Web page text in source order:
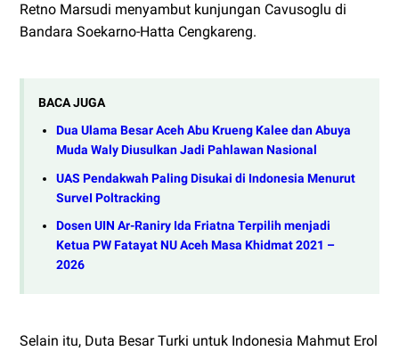
Retno Marsudi menyambut kunjungan Cavusoglu di
Bandara Soekarno-Hatta Cengkareng.
BACA JUGA
Dua Ulama Besar Aceh Abu Krueng Kalee dan Abuya
Muda Waly Diusulkan Jadi Pahlawan Nasional
UAS Pendakwah Paling Disukai di Indonesia Menurut
SurveI Poltracking
Dosen UIN Ar-Raniry Ida Friatna Terpilih menjadi
Ketua PW Fatayat NU Aceh Masa Khidmat 2021 –
2026
Selain itu, Duta Besar Turki untuk Indonesia Mahmut Erol